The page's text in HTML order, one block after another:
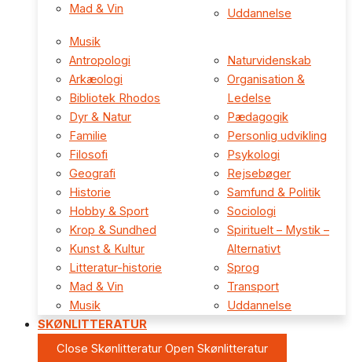
Mad & Vin
Musik
Uddannelse
Antropologi
Arkæologi
Bibliotek Rhodos
Dyr & Natur
Familie
Filosofi
Geografi
Historie
Hobby & Sport
Krop & Sundhed
Kunst & Kultur
Litteratur-historie
Mad & Vin
Musik
Naturvidenskab
Organisation &
Ledelse
Pædagogik
Personlig udvikling
Psykologi
Rejsebøger
Samfund & Politik
Sociologi
Spirituelt – Mystik –
Alternativt
Sprog
Transport
Uddannelse
SKØNLITTERATUR
Close Skønlitteratur Open Skønlitteratur